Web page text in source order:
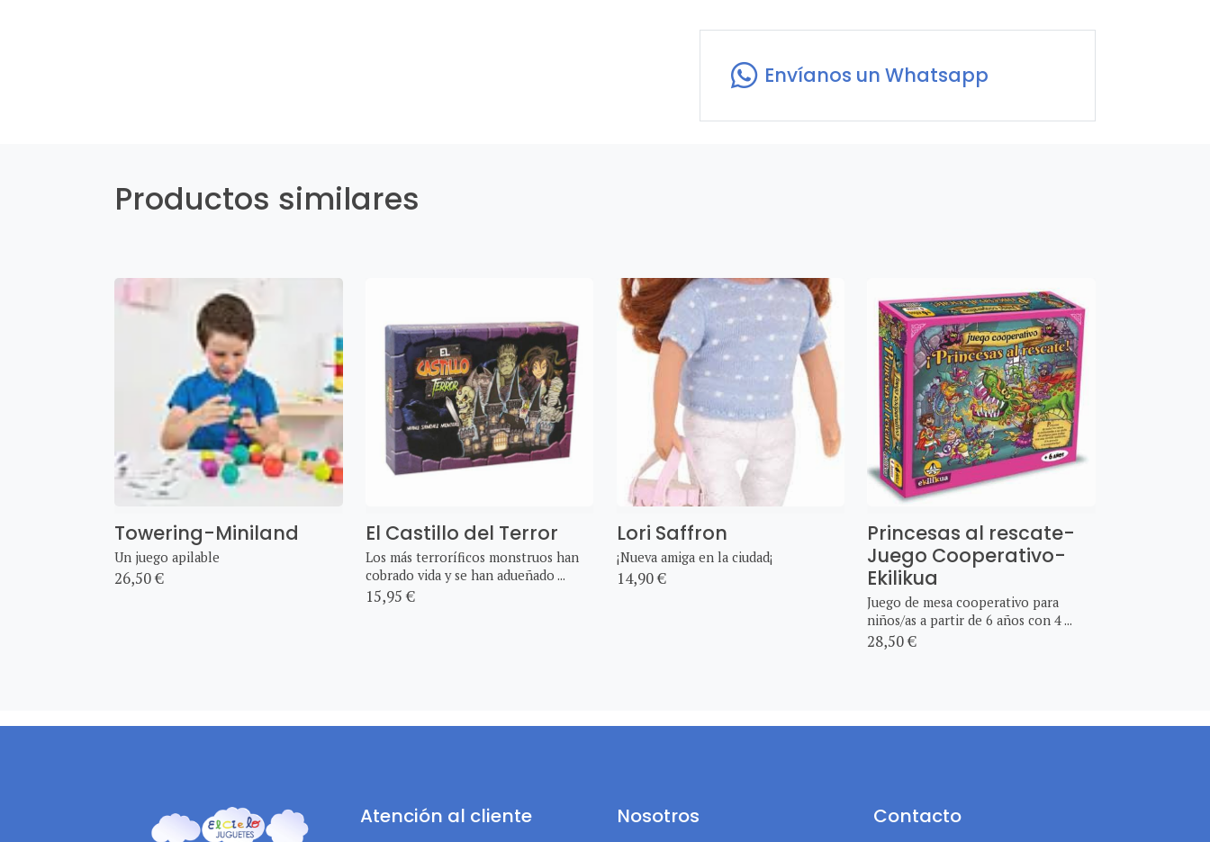
Envíanos un Whatsapp
Productos similares
Towering-Miniland
Un juego apilable
26,50 €
El Castillo del Terror
Los más terroríficos monstruos han
cobrado vida y se han adueñado ...
15,95 €
Lori Saffron
¡Nueva amiga en la ciudad¡
14,90 €
Princesas al rescate-
Juego Cooperativo-
Ekilikua
Juego de mesa cooperativo para
niños/as a partir de 6 años con 4 ...
28,50 €
Atención al cliente Nosotros Contacto